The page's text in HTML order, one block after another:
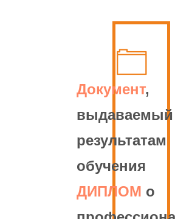
Документ,
выдаваемый
результатам
обучения
ДИПЛОМ о